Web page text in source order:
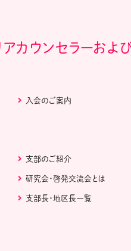
アカウンセラーおよ
入会のご案内
支部のご紹介
研究会・啓発交流会とは
支部長・地区長一覧